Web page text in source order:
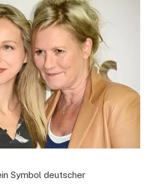
Symbol deutscher